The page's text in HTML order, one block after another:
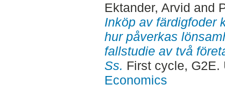
Ektander, Arvid and
Inköp av färdigfoder
hur påverkas
fallstudie av två
Ss. First cycle,
Economics